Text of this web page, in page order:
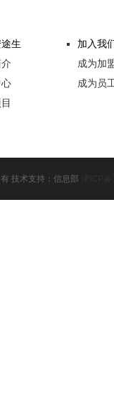
生
加入我
成为加
成为员
技术支持：信息部